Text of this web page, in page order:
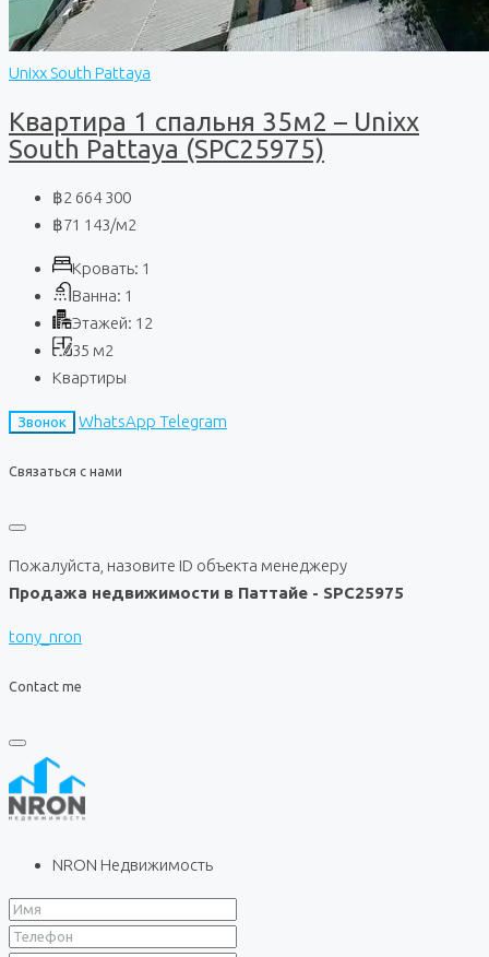
Unixx South Pattaya
Квартира 1 спальня 35м2 – Unixx
South Pattaya (SPC25975)
฿2 664 300
฿71 143/м2
Кровать: 1
Ванна: 1
Этажей: 12
35 м2
Квартиры
Звонок WhatsApp Telegram
Связаться с нами
Пожалуйста, назовите ID объекта менеджеру
Продажа недвижимости в Паттайе - SPC25975
tony_nron
Contact me
NRON Недвижимость